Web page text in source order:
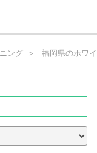
ング 福岡県のホワ